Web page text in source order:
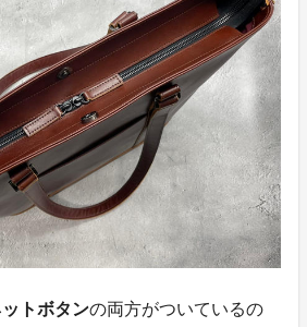
トボタンの両方がついているの